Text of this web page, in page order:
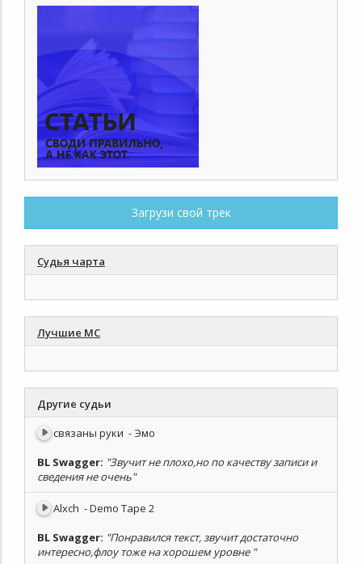
Загрузи свой трек
Судья чарта
Лучшие МС
Другие судьи
связаны руки - Эмо
BL Swagger: "Звучит не плохо,но по качеству записи и
сведения не очень"
Alxch - Demo Tape 2
BL Swagger: "Понравился текст, звучит достаточно
интересно,флоу тоже на хорошем уровне "